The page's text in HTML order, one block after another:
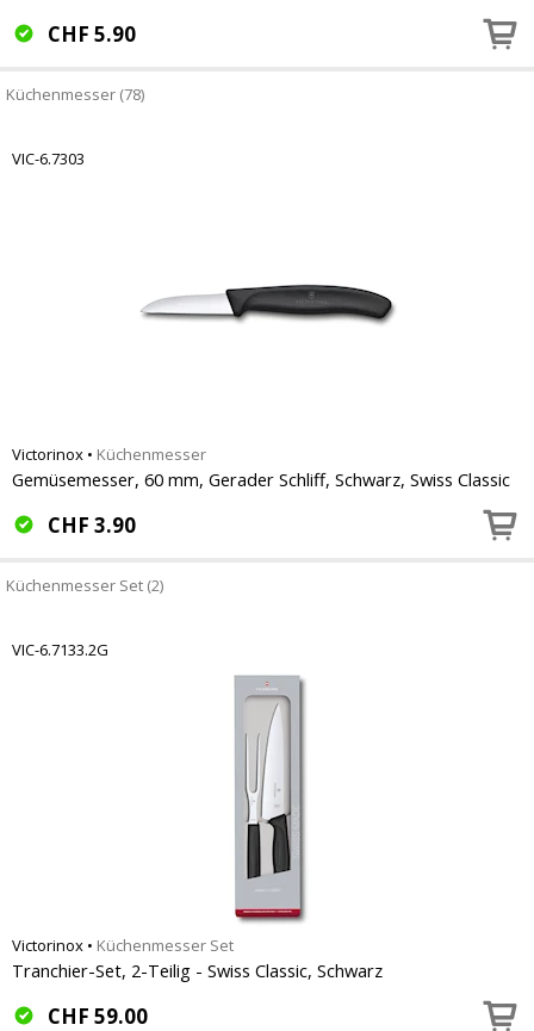
CHF 5.90
Küchenmesser (78)
VIC-6.7303
Victorinox • Küchenmesser
Gemüsemesser, 60 mm, Gerader Schliff, Schwarz, Swiss Classic
CHF 3.90
Küchenmesser Set (2)
VIC-6.7133.2G
Victorinox • Küchenmesser Set
Tranchier-Set, 2-Teilig - Swiss Classic, Schwarz
CHF 59.00